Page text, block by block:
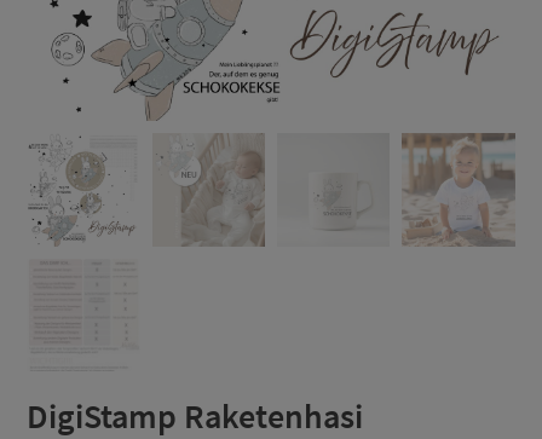
DigiStamp Raketenhasi